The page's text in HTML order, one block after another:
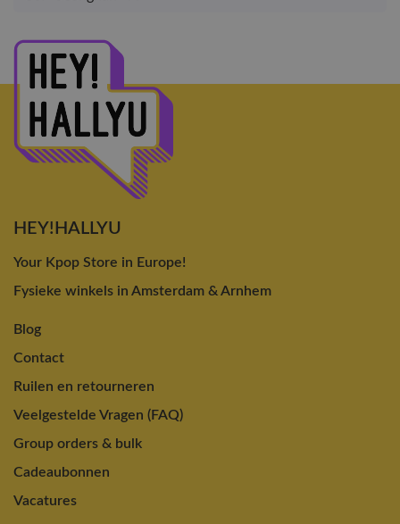
HEY!HALLYU
Your Kpop Store in Europe!
Fysieke winkels in Amsterdam & Arnhem
Blog
Contact
Ruilen en retourneren
Veelgestelde Vragen (FAQ)
Group orders & bulk
Cadeaubonnen
Vacatures